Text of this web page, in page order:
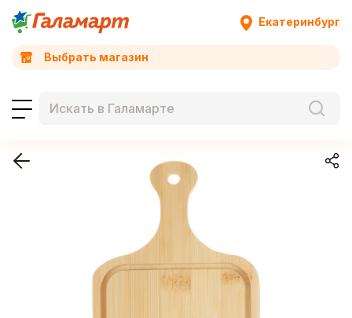
Екатеринбург
Выбрать магазин